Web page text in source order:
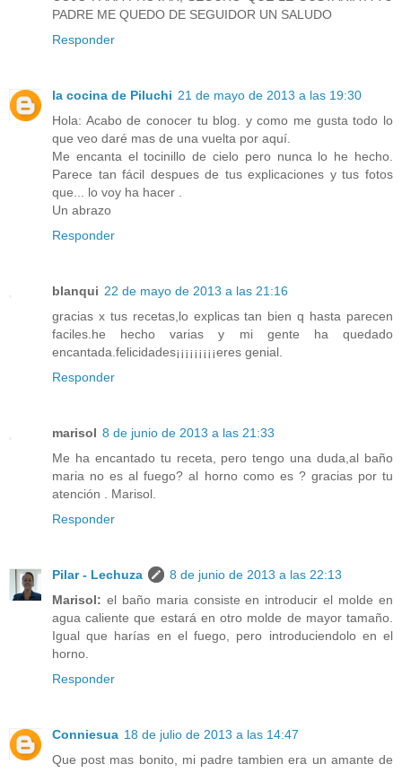
PADRE ME QUEDO DE SEGUIDOR UN SALUDO
Responder
la cocina de Piluchi 21 de mayo de 2013 a las 19:30
Hola: Acabo de conocer tu blog. y como me gusta todo lo
que veo daré mas de una vuelta por aquí.
Me encanta el tocinillo de cielo pero nunca lo he hecho.
Parece tan fácil despues de tus explicaciones y tus fotos
que... lo voy ha hacer .
Un abrazo
Responder
blanqui 22 de mayo de 2013 a las 21:16
gracias x tus recetas,lo explicas tan bien q hasta parecen
faciles.he hecho varias y mi gente ha quedado
encantada.felicidades¡¡¡¡¡¡¡¡¡eres genial.
Responder
marisol 8 de junio de 2013 a las 21:33
Me ha encantado tu receta, pero tengo una duda,al baño
maria no es al fuego? al horno como es ? gracias por tu
atención . Marisol.
Responder
Pilar - Lechuza
8 de junio de 2013 a las 22:13
Marisol: el baño maria consiste en introducir el molde en
agua caliente que estará en otro molde de mayor tamaño.
Igual que harías en el fuego, pero introduciendolo en el
horno.
Responder
Conniesua 18 de julio de 2013 a las 14:47
Que post mas bonito, mi padre tambien era un amante de